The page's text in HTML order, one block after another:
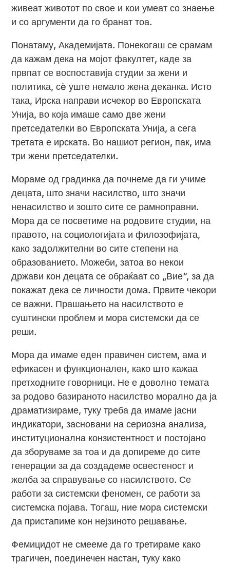
живеат животот по свое и кои умеат со знаење
и со аргументи да го бранат тоа.
Понатаму, Академијата. Понекогаш се срамам
да кажам дека на мојот факултет, каде за
првпат се воспоставија студии за жени и
политика, сè уште немало жена деканка. Исто
така, Ирска направи исчекор во Европската
Унија, во која имаше само две жени
претседателки во Европската Унија, а сега
третата е ирската. Во нашиот регион, пак, има
три жени претседателки.
Мораме од градинка да почнеме да ги учиме
децата, што значи насилство, што значи
ненасилство и зошто сите се рамноправни.
Мора да се посветиме на родовите студии, на
правото, на социологијата и филозофијата,
како задолжителни во сите степени на
образованието. Можеби, затоа во некои
држави кон децата се обраќаат со „Вие“, за да
покажат дека се личности дома. Првите чекори
се важни. Прашањето на насилството е
суштински проблем и мора системски да се
реши.
Мора да имаме еден правичен систем, ама и
ефикасен и функционален, како што кажаа
претходните говорници. Не е доволно темата
за родово базираното насилство морално да ја
драматизираме, туку треба да имаме јасни
индикатори, засновани на сериозна анализа,
институционална конзистентност и постојано
да зборуваме за тоа и да допиреме до сите
генерации за да создадеме освестеност и
желба за справување со насилството. Се
работи за системски феномен, се работи за
системска појава. Тогаш, ние мора системски
да пристапиме кон нејзиното решавање.
Фемицидот не смееме да го третираме како
трагичен, поединечен настан, туку како